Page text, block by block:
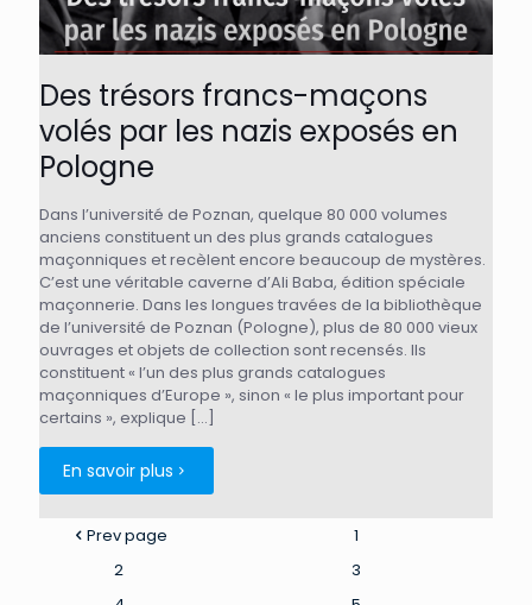
Des trésors francs-maçons
volés par les nazis exposés en
Pologne
Dans l’université de Poznan, quelque 80 000 volumes
anciens constituent un des plus grands catalogues
maçonniques et recèlent encore beaucoup de mystères.
C’est une véritable caverne d’Ali Baba, édition spéciale
maçonnerie. Dans les longues travées de la bibliothèque
de l’université de Poznan (Pologne), plus de 80 000 vieux
ouvrages et objets de collection sont recensés. Ils
constituent « l’un des plus grands catalogues
maçonniques d’Europe », sinon « le plus important pour
certains », explique […]
En savoir plus
Prev page
1
2
3